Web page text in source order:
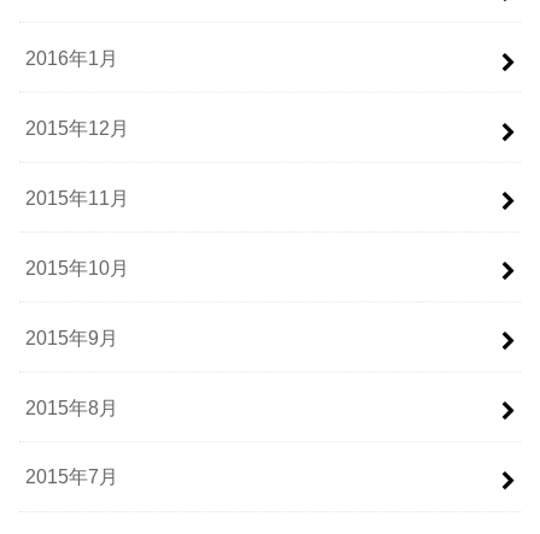
2016年1月
2015年12月
2015年11月
2015年10月
2015年9月
2015年8月
2015年7月